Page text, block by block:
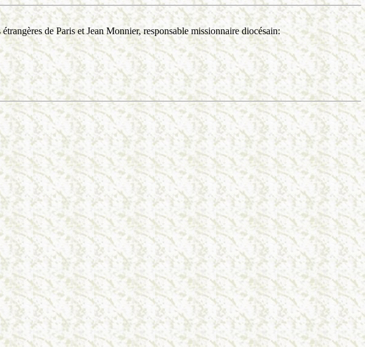
étrangères de Paris et Jean Monnier, responsable missionnaire diocésain: